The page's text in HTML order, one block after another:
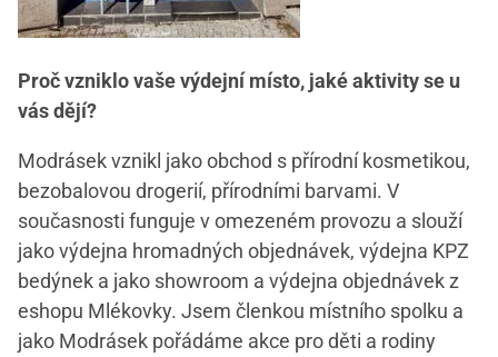
Proč vzniklo vaše výdejní místo, jaké aktivity se u
vás dějí?
Modrásek vznikl jako obchod s přírodní kosmetikou,
bezobalovou drogerií, přírodními barvami. V
současnosti funguje v omezeném provozu a slouží
jako výdejna hromadných objednávek, výdejna KPZ
bedýnek a jako showroom a výdejna objednávek z
eshopu Mlékovky. Jsem členkou místního spolku a
jako Modrásek pořádáme akce pro děti a rodiny